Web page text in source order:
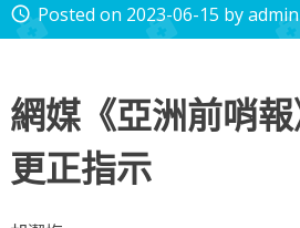
access_time Posted on 2023-06-15 byadmin
網媒《亞洲前哨
更正指示